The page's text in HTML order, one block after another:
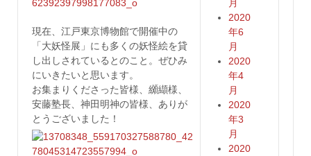
現在、江戸東京博物館で開催中の
「大妖怪展」にも多くの妖怪絵を貸
し出しされているとのこと。ぜひみ
にいきたいと思います。
お集まりくださった皆様、纐纈様、
安藤塾長、神田明神の皆様、ありが
とうございました！
月
2020
年6
月
2020
年4
月
2020
年3
月
2020